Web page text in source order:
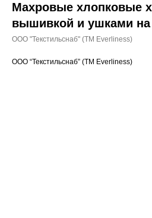
Махровые хлопковые
вышивкой и ушками
ООО "Текстильснаб" (ТМ Everliness)
ООО “Текстильснаб” (ТМ Everliness)